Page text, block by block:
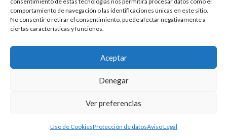
comportamiento de navegación o las identificaciones únicas en este sitio.
No consentir o retirar el consentimiento, puede afectar negativamente a
ciertas características y funciones.
Aceptar
Denegar
Ver preferencias
Uso de CookiesProtección de datosAviso Legal
Aviso Legal
Protección de datos
Uso de Cookies
Condiciones de venta